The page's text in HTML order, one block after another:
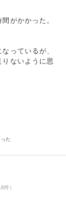
がかかった。
っているが、
ないように思
た
件）